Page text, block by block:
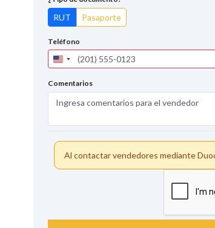
RUT Pasaporte
Teléfono
United
+1
Comentarios
Al contactar vendedores mediante